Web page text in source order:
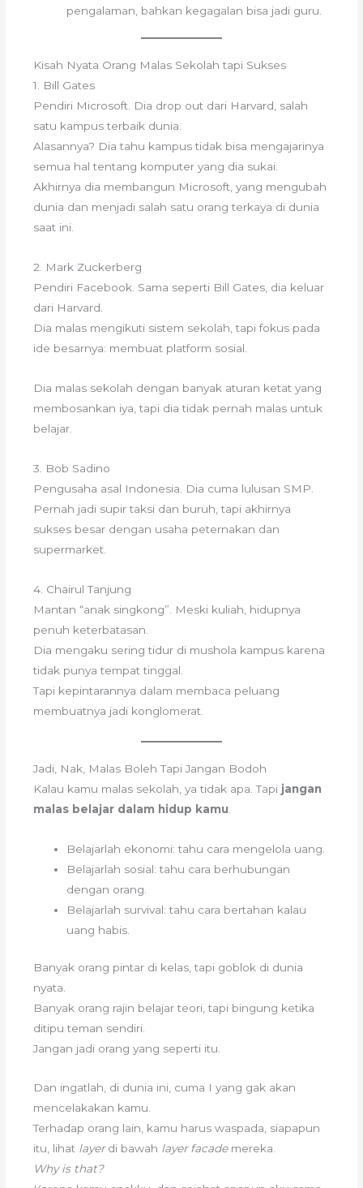
pengalaman, bahkan kegagalan bisa jadi guru.
Kisah Nyata Orang Malas Sekolah tapi Sukses
1. Bill Gates
Pendiri Microsoft. Dia drop out dari Harvard, salah
satu kampus terbaik dunia.
Alasannya? Dia tahu kampus tidak bisa mengajarinya
semua hal tentang komputer yang dia sukai.
Akhirnya dia membangun Microsoft, yang mengubah
dunia dan menjadi salah satu orang terkaya di dunia
saat ini.
2. Mark Zuckerberg
Pendiri Facebook. Sama seperti Bill Gates, dia keluar
dari Harvard.
Dia malas mengikuti sistem sekolah, tapi fokus pada
ide besarnya: membuat platform sosial.
Dia malas sekolah dengan banyak aturan ketat yang
membosankan iya, tapi dia tidak pernah malas untuk
belajar.
3. Bob Sadino
Pengusaha asal Indonesia. Dia cuma lulusan SMP.
Pernah jadi supir taksi dan buruh, tapi akhirnya
sukses besar dengan usaha peternakan dan
supermarket.
4. Chairul Tanjung
Mantan “anak singkong”. Meski kuliah, hidupnya
penuh keterbatasan.
Dia mengaku sering tidur di mushola kampus karena
tidak punya tempat tinggal.
Tapi kepintarannya dalam membaca peluang
membuatnya jadi konglomerat.
Jadi, Nak, Malas Boleh Tapi Jangan Bodoh
Kalau kamu malas sekolah, ya tidak apa. Tapi jangan
malas belajar dalam hidup kamu
Belajarlah ekonomi: tahu cara mengelola uang.
Belajarlah sosial: tahu cara berhubungan
dengan orang.
Belajarlah survival: tahu cara bertahan kalau
uang habis.
Banyak orang pintar di kelas, tapi goblok di dunia
nyata.
Banyak orang rajin belajar teori, tapi bingung ketika
ditipu teman sendiri.
Jangan jadi orang yang seperti itu.
Dan ingatlah, di dunia ini, cuma I yang gak akan
mencelakakan kamu.
Terhadap orang lain, kamu harus waspada, siapapun
itu, lihat layerdi bawah layer facademereka.
Why is that?